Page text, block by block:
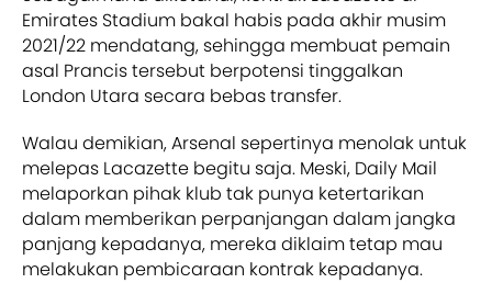
Emirates Stadium bakal habis pada akhir musim
2021/22 mendatang, sehingga membuat pemain
asal Prancis tersebut berpotensi tinggalkan
London Utara secara bebas transfer.
Walau demikian, Arsenal sepertinya menolak untuk
melepas Lacazette begitu saja. Meski, Daily Mail
melaporkan pihak klub tak punya ketertarikan
dalam memberikan perpanjangan dalam jangka
panjang kepadanya, mereka diklaim tetap mau
melakukan pembicaraan kontrak kepadanya.